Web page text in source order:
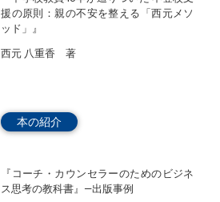
援の原則：親の不安を整える「西元メソ
ッド」』
西元 八重香 著
本の紹介
『コーチ・カウンセラーのためのビジネ
ス思考の教科書』―出版事例